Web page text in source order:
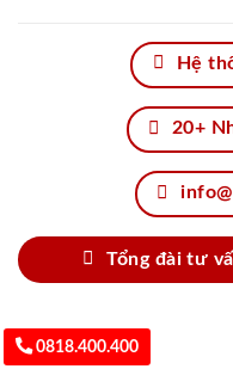
Hệ
20+
Tổng đài tư
0818.400.400